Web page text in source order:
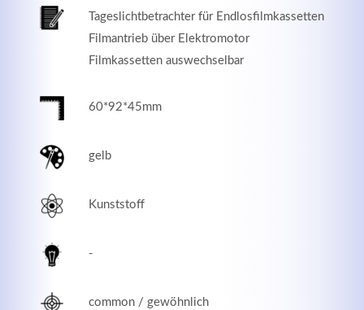
Tageslichtbetrachter für Endlosfilmkassetten
Filmantrieb über Elektromotor
Filmkassetten auswechselbar
60*92*45mm
gelb
Kunststoff
-
common / gewöhnlich
elit. Aenean commodo ligula eget dolor.